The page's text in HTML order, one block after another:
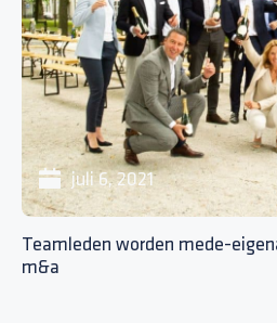
juli 6, 2021
Teamleden worden mede-
m&a